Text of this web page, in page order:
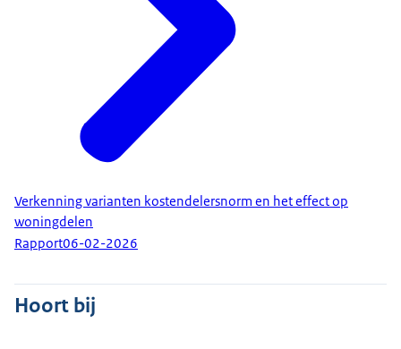
Verkenning varianten kostendelersnorm en het effect op
woningdelen
Rapport06-02-2026
Hoort bij